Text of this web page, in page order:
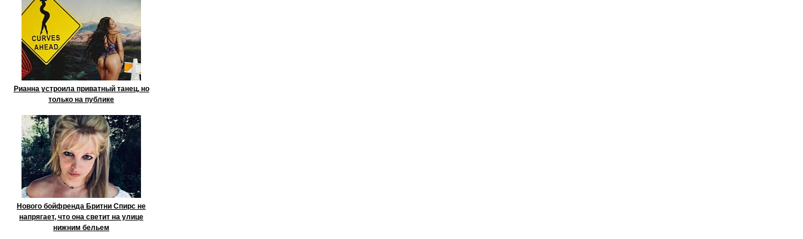
Рианна устроила приватный танец, но
только на публике
Нового бойфренда Бритни Спирс не
напрягает, что она светит на улице
нижним бельем